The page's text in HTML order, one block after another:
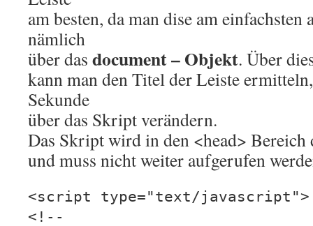
am besten, da man dise am einfachsten
nämlich
über das document – Objekt. Über
kann man den Titel der Leiste
Sekunde
über das Skript verändern.
Das Skript wird in den <head> Bereich
und muss nicht weiter aufgerufen
<script type="text/javascript">
<!--